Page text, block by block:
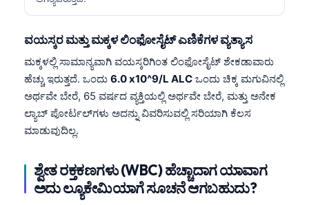
ವಯಸ್ಕರ ಮತ್ತು ಮಕ್ಕಳ ಲಿಂಫೋಸೈಟ್ ಎಣಿಕೆಗಳ ವ್ಯತ್ಯಾಸ
ಮಕ್ಕಳಲ್ಲಿ ಸಾಮಾನ್ಯವಾಗಿ ವಯಸ್ಕರಿಗಿಂತ ಲಿಂಫೋಸೈಟ್ ಶೇಕಡಾವಾರು
ಹೆಚ್ಚು ಇರುತ್ತದೆ. ಒಂದು 6.0 x10^9/L ALC ಒಂದು ಚಿಕ್ಕ ಮಗುವಿನಲ್ಲಿ
ಅರ್ಥವೇ ಬೇರೆ, 65 ವರ್ಷದ ವ್ಯಕ್ತಿಯಲ್ಲಿ ಅರ್ಥವೇ ಬೇರೆ, ಮತ್ತು ಅನೇಕ
ಲ್ಯಾಬ್ ಪೋರ್ಟಲ್‌ಗಳು ಅದನ್ನು ವಿವರಿಸುವಲ್ಲಿ ಸರಿಯಾಗಿ ಕೆಲಸ
ಮಾಡುವುದಿಲ್ಲ.
ಶ್ವೇತ ರಕ್ತಕಣಗಳು (WBC) ಹೆಚ್ಚಾದಾಗ ಯಾವಾಗ
ಅದು ಲ್ಯೂಕೇಮಿಯಾಗೆ ಸೂಚನೆ ಆಗಬಹುದು?